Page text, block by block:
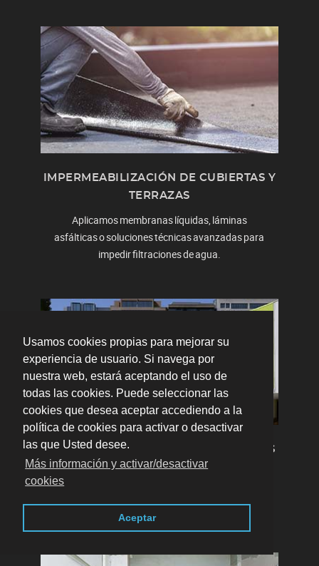
Usamos cookies propias para mejorar su
experiencia de usuario. Si navega por
nuestra web, estará aceptando el uso de
todas las cookies. Puede seleccionar las
cookies que desea aceptar accediendo a la
política de cookies para activar o desactivar
las que Usted desee.
Más información y activar/desactivar
cookies
Aceptar
IMPERMEABILIZACIÓN DE CUBIERTAS Y
TERRAZAS
Aplicamos membranas líquidas, láminas
asfálticas o soluciones técnicas avanzadas para
impedir filtraciones de agua.
INSTALACIÓN DE SISTEMAS AUXILIARES
Colocamos sistemas antipalomas, lonas
publicitarias, vierteaguas, rótulos o elementos de
seguridad en altura sin necesidad de andamios.